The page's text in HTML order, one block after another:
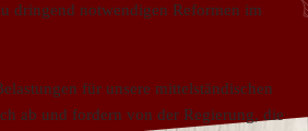
dringend notwendigen Reformen im
für unsere mittelständischen
ab und fordern von der Regierung, die